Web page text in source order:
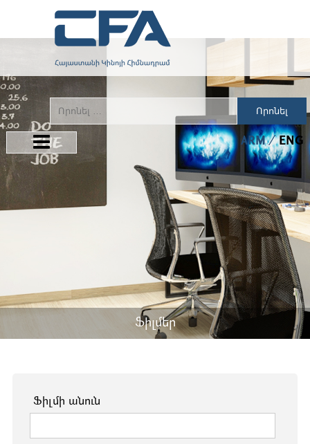
Որոնել
ARM ENG
Ֆիլմեր
Ֆիլմի անուն